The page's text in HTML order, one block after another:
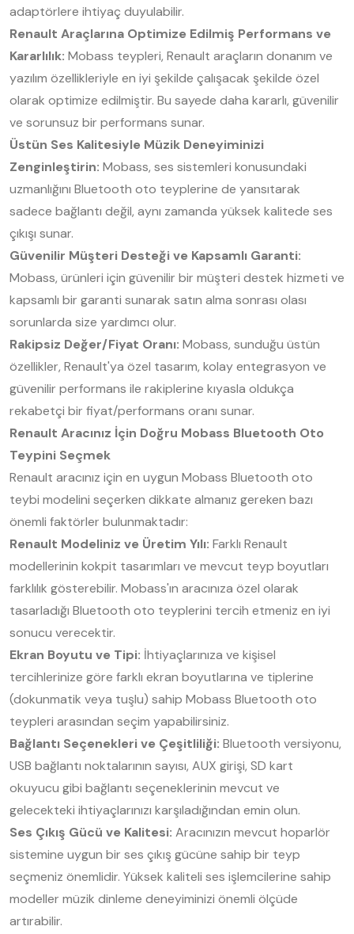
adaptörlere ihtiyaç duyulabilir.
Renault Araçlarına Optimize Edilmiş Performans ve
Kararlılık: Mobass teypleri, Renault araçların donanım ve
yazılım özellikleriyle en iyi şekilde çalışacak şekilde özel
olarak optimize edilmiştir. Bu sayede daha kararlı, güvenilir
ve sorunsuz bir performans sunar.
Üstün Ses Kalitesiyle Müzik Deneyiminizi
Zenginleştirin: Mobass, ses sistemleri konusundaki
uzmanlığını Bluetooth oto teyplerine de yansıtarak
sadece bağlantı değil, aynı zamanda yüksek kalitede ses
çıkışı sunar.
Güvenilir Müşteri Desteği ve Kapsamlı Garanti:
Mobass, ürünleri için güvenilir bir müşteri destek hizmeti ve
kapsamlı bir garanti sunarak satın alma sonrası olası
sorunlarda size yardımcı olur.
Rakipsiz Değer/Fiyat Oranı: Mobass, sunduğu üstün
özellikler, Renault'ya özel tasarım, kolay entegrasyon ve
güvenilir performans ile rakiplerine kıyasla oldukça
rekabetçi bir fiyat/performans oranı sunar.
Renault Aracınız İçin Doğru Mobass Bluetooth Oto
Teypini Seçmek
Renault aracınız için en uygun Mobass Bluetooth oto
teybi modelini seçerken dikkate almanız gereken bazı
önemli faktörler bulunmaktadır:
Renault Modeliniz ve Üretim Yılı: Farklı Renault
modellerinin kokpit tasarımları ve mevcut teyp boyutları
farklılık gösterebilir. Mobass'ın aracınıza özel olarak
tasarladığı Bluetooth oto teyplerini tercih etmeniz en iyi
sonucu verecektir.
Ekran Boyutu ve Tipi: İhtiyaçlarınıza ve kişisel
tercihlerinize göre farklı ekran boyutlarına ve tiplerine
(dokunmatik veya tuşlu) sahip Mobass Bluetooth oto
teypleri arasından seçim yapabilirsiniz.
Bağlantı Seçenekleri ve Çeşitliliği: Bluetooth versiyonu,
USB bağlantı noktalarının sayısı, AUX girişi, SD kart
okuyucu gibi bağlantı seçeneklerinin mevcut ve
gelecekteki ihtiyaçlarınızı karşıladığından emin olun.
Ses Çıkış Gücü ve Kalitesi: Aracınızın mevcut hoparlör
sistemine uygun bir ses çıkış gücüne sahip bir teyp
seçmeniz önemlidir. Yüksek kaliteli ses işlemcilerine sahip
modeller müzik dinleme deneyiminizi önemli ölçüde
artırabilir.